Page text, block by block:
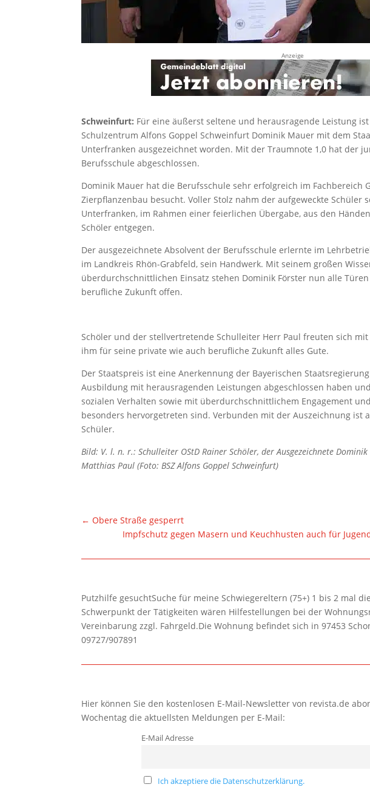
Anzeige
Schweinfurt: Für eine äußerst seltene und herausragende Leistung
Schulzentrum Alfons Goppel Schweinfurt Dominik Mauer mit dem
Unterfranken ausgezeichnet worden. Mit der Traumnote 1,0 hat der
Berufsschule abgeschlossen.
Dominik Mauer hat die Berufsschule sehr erfolgreich im Fachbereich
Zierpflanzenbau besucht. Voller Stolz nahm der aufgeweckte Schüler
Unterfranken, im Rahmen einer feierlichen Übergabe, aus den
Schöler entgegen.
Der ausgezeichnete Absolvent der Berufsschule erlernte im
im Landkreis Rhön-Grabfeld, sein Handwerk. Mit seinem großen
überdurchschnittlichen Einsatz stehen Dominik Förster nun alle
berufliche Zukunft offen.
Schöler und der stellvertretende Schulleiter Herr Paul freuten sich
ihm für seine private wie auch berufliche Zukunft alles Gute.
Der Staatspreis ist eine Anerkennung der Bayerischen
Ausbildung mit herausragenden Leistungen abgeschlossen haben
sozialen Verhalten sowie mit überdurchschnittlichem Engagement
besonders hervorgetreten sind. Verbunden mit der Auszeichnung ist
Schüler.
Bild: V. l. n. r.: Schulleiter OStD Rainer Schöler, der Ausgezeichnete
Matthias Paul (Foto: BSZ Alfons Goppel Schweinfurt)
←Obere Straße gesperrt
Impfschutz gegen Masern und Keuchhusten auch für
Putzhilfe gesuchtSuche für meine Schwiegereltern (75+) 1 bis 2 mal
Schwerpunkt der Tätigkeiten wären Hilfestellungen bei der
Vereinbarung zzgl. Fahrgeld.Die Wohnung befindet sich in 97453
09727/907891
Hier können Sie den kostenlosen E-Mail-Newsletter von revista.de
Wochentag die aktuellsten Meldungen per E-Mail:
E-Mail Adresse
Ich akzeptiere die Datenschutzerklärung.